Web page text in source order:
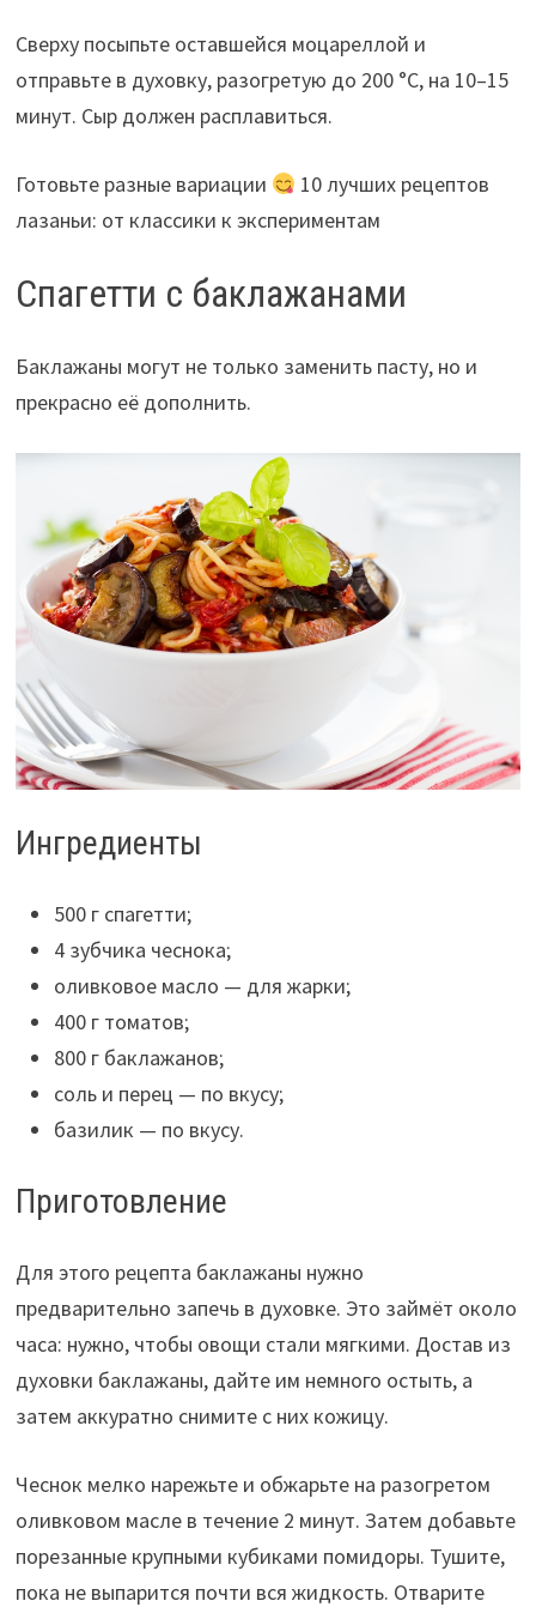
Сверху посыпьте оставшейся моцареллой и
отправьте в духовку, разогретую до 200 °С, на 10–15
минут. Сыр должен расплавиться.
Готовьте разные вариации
10 лучших рецептов
лазаньи: от классики к экспериментам
Спагетти с баклажанами
Баклажаны могут не только заменить пасту, но и
прекрасно её дополнить.
Ингредиенты
500 г спагетти;
4 зубчика чеснока;
оливковое масло — для жарки;
400 г томатов;
800 г баклажанов;
соль и перец — по вкусу;
базилик — по вкусу.
Приготовление
Для этого рецепта баклажаны нужно
предварительно запечь в духовке. Это займёт около
часа: нужно, чтобы овощи стали мягкими. Достав из
духовки баклажаны, дайте им немного остыть, а
затем аккуратно снимите с них кожицу.
Чеснок мелко нарежьте и обжарьте на разогретом
оливковом масле в течение 2 минут. Затем добавьте
порезанные крупными кубиками помидоры. Тушите,
пока не выпарится почти вся жидкость. Отварите